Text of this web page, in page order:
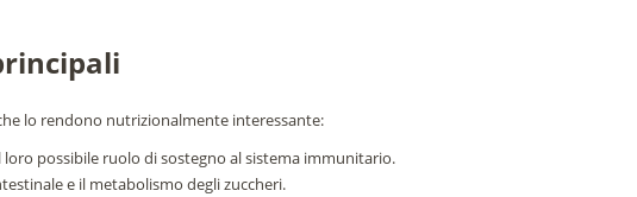
lo rendono nutrizionalmente interessante:
possibile ruolo di sostegno al sistema immunitario.
e il metabolismo degli zuccheri.